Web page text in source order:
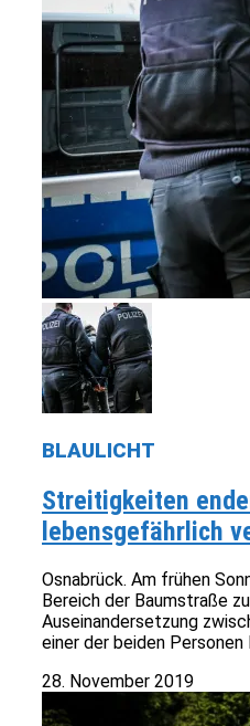
BLAULICHT
Streitigkeiten
lebensgefährlich
Osnabrück. Am frühen
Bereich der Baumstraße
Auseinandersetzung
einer der beiden Personen
28. November 2019